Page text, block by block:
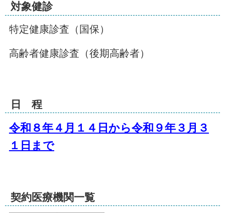
対象健診
特定健康診査（国保）
高齢者健康診査（後期高齢者）
日 程
令和８年４月１４日から令和９年３月３
１日まで
契約医療機関一覧